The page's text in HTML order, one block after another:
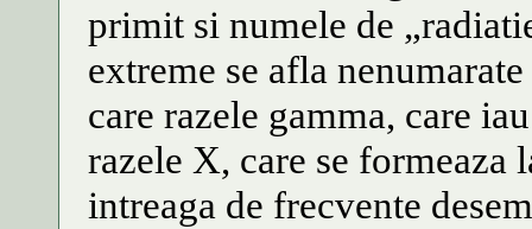
primit si numele de
extreme se afla
care razele gamma, care
razele X, care se formeaza
intreaga de frecvente